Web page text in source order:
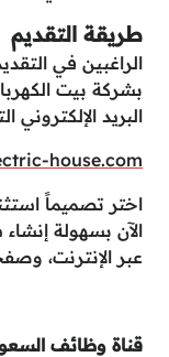
طريقة التقديم
الراغبين في
بشركة بيت
البريد الإلكتروني
house.com
اختر تصميماً
الآن بسهولة إنشاء
عبر الإنترنت،
قناة وظائف